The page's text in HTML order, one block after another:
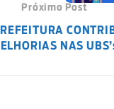
Próximo Post
NAS